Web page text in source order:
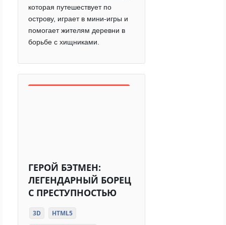
которая путешествует по
острову, играет в мини-игры и
помогает жителям деревни в
борьбе с хищниками.
ГЕРОЙ БЭТМЕН:
ЛЕГЕНДАРНЫЙ БОРЕЦ
С ПРЕСТУПНОСТЬЮ
3D
HTML5